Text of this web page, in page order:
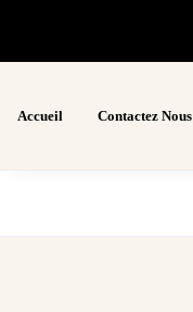
Accueil Contactez Nous